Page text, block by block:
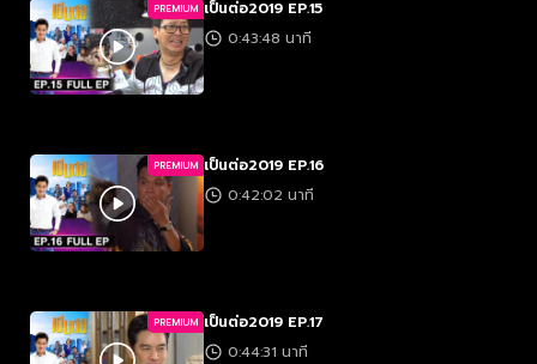
PREMIUM เป็นต่อ2019 EP.15
0:43:48 นาที
PREMIUM เป็นต่อ2019 EP.16
0:42:02 นาที
PREMIUM เป็นต่อ2019 EP.17
0:44:31 นาที